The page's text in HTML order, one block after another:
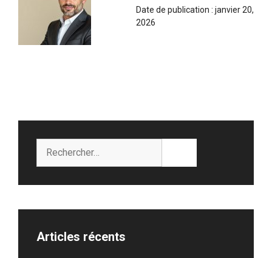
Date de publication : janvier 20,
2026
Articles récents